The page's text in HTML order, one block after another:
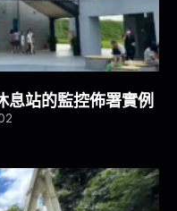
息站的監控佈署實例